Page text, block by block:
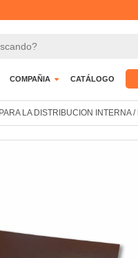
COMPAÑIA CATÁLOGO
LA DISTRIBUCION INTERNA /